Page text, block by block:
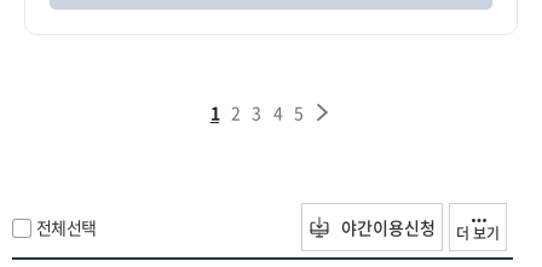
1 2 3 4 5
전체선택 야간이용신청 더 보기